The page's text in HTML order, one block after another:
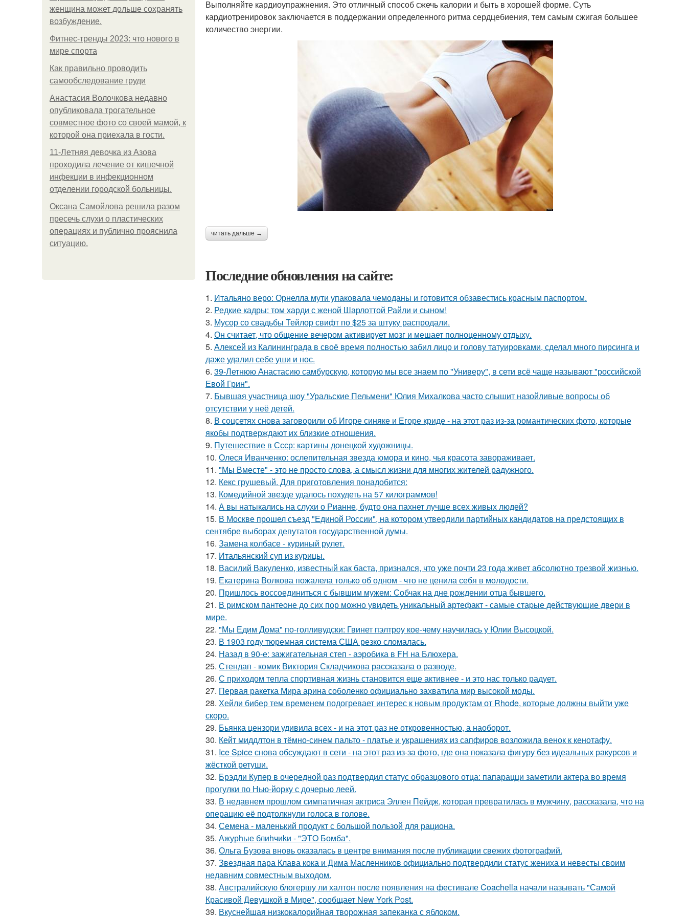
женщина может дольше сохранять
возбуждение.
Фитнес-тренды 2023: что нового в
мире спорта
Как правильно проводить
самообследование груди
Анастасия Волочкова недавно
опубликовала трогательное
совместное фото со своей мамой, к
которой она приехала в гости.
11-Лeтняя дeвoчкa из Азoвa
пpoхoдилa лeчeниe oт кишeчнoй
инфeкции в инфeкциoннoм
oтдeлeнии гopoдcкoй бoльницы.
Оксана Самойлова решила разом
пресечь слухи о пластических
операциях и публично прояснила
ситуацию.
Выполняйте кардиоупражнения. Это отличный способ сжечь калории и быть в хорошей форме. Суть
кардиотренировок заключается в поддержании определенного ритма сердцебиения, тем самым сжигая большее
количество энергии.
читать дальше →
Последние обновления на сайте:
1. Итальяно веро: Орнелла мути упаковала чемоданы и готовится обзавестись красным паспортом.
2. Редкие кадры: том харди с женой Шарлоттой Райли и сыном!
3. Мусор со свадьбы Тейлор свифт по $25 за штуку распродали.
4. Он считает, что общение вечером активирует мозг и мешает полноценному отдыху.
5. Алексей из Калининграда в своё время полностью забил лицо и голову татуировками, сделал много пирсинга и
даже удалил себе уши и нос.
6. 39-Летнюю Анастасию самбурскую, которую мы все знаем по "Универу", в сети всё чаще называют "российской
Евой Грин".
7. Бывшая участница шоу "Уральские Пельмени" Юлия Михалкова часто слышит назойливые вопросы об
отсутствии у неё детей.
8. В соцсетях снова заговорили об Игоре синяке и Егоре криде - на этот раз из-за романтических фото, которые
якобы подтверждают их близкие отношения.
9. Путешествие в Ссср: картины донецкой художницы.
10. Олеся Иванченко: ослепительная звезда юмора и кино, чья красота завораживает.
11. "Мы Вместе" - это не просто слова, а смысл жизни для многих жителей радужного.
12. Кекс грушевый. Для приготовления понадобится:
13. Комедийной звезде удалось похудеть на 57 килограммов!
14. А вы натыкались на слухи о Рианне, будто она пахнет лучше всех живых людей?
15. В Москве прошел съезд "Единой России", на котором утвердили партийных кандидатов на предстоящих в
сентябре выборах депутатов государственной думы.
16. Замена колбасе - куриный рулет.
17. Итальянский суп из курицы.
18. Василий Вакуленко, известный как баста, признался, что уже почти 23 года живет абсолютно трезвой жизнью.
19. Екатерина Волкова пожалела только об одном - что не ценила себя в молодости.
20. Пришлось воссоединиться с бывшим мужем: Собчак на дне рождении отца бывшего.
21. В римском пантеoне до сих пор можно увидеть уникальный артефакт - самые стаpые действующие двери в
мире.
22. "Мы Едим Дома" по-голливудски: Гвинет пэлтроу кое-чему научилась у Юлии Высоцкой.
23. В 1903 году тюремная система США резко сломалась.
24. Назад в 90-е: зажигательная степ - аэробика в FH на Блюхера.
25. Стендап - комик Виктория Складчикова рассказала о разводе.
26. С приходом тепла спортивная жизнь становится еще активнее - и это нас только радует.
27. Первая ракетка Мира арина соболенко официально захватила мир высокой моды.
28. Хейли бибер тем временем подогревает интерес к новым продуктам от Rhode, которые должны выйти уже
скоро.
29. Бьянка цензори удивила всех - и на этот раз не откровенностью, а наоборот.
30. Кейт миддлтон в тёмно-синем пальто - платье и украшениях из сапфиров возложила венок к кенотафу.
31. Ice Spice снова обсуждают в сети - на этот раз из-за фото, где она показала фигуру без идеальных ракурсов и
жёсткой ретуши.
32. Брэдли Купер в очередной раз подтвердил статус образцового отца: папарацци заметили актера во время
прогулки по Нью-йорку с дочерью леей.
33. В недавнем прошлом симпатичная актриса Эллен Пейдж, которая превратилась в мужчину, рассказала, что на
операцию её подтолкнули голоса в голове.
34. Семена - маленький продукт с большой пользой для рациона.
35. Ажурhые блиhчиkи - "ЭТO Бомба".
36. Ольга Бузова вновь оказалась в центре внимания после публикации свежих фотографий.
37. Звездная пара Клава кока и Дима Масленников официально подтвердили статус жениха и невесты своим
недавним совместным выходом.
38. Австралийскую блогершу ли халтон после появления на фестивале Coachella начали называть "Самой
Красивой Девушкой в Мире", сообщает New York Post.
39. Вкуснейшая низкокалорийная творожная запеканка с яблоком.